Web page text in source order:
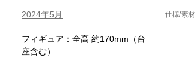
2024年5月 仕様/素材
フィギュア：全高 約170mm（台
座含む）